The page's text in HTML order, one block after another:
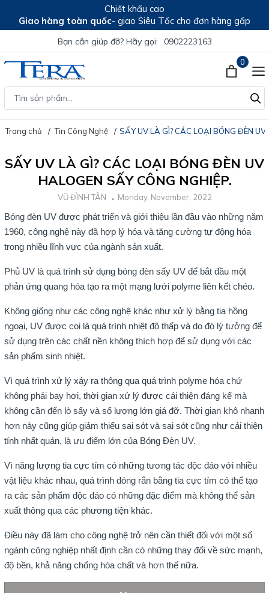
Chiết khấu cao
Giao hàng toàn quốc- giao Siêu Tốc cho đơn hàng gấp
Bạn cần giúp đỡ? Hãy gọi: 0902223163
0
Trang chủ Tin Công Nghệ SẤY UV LÀ GÌ? CÁC LOẠI BÓNG ĐÈN
SẤY UV LÀ GÌ? CÁC LOẠI BÓNG ĐÈN UV
HALOGEN SẤY CÔNG NGHIỆP.
VŨ ĐÌNH TÂN Monday, November, 2022
Bóng đèn UV được phát triển và giới thiệu lần đầu vào những năm
1960, công nghệ này đã hợp lý hóa và tăng cường tự động hóa
trong nhiều lĩnh vực của ngành sản xuất.
Phủ UV là quá trình sử dụng bóng đèn sấy UV để bắt đầu một
phản ứng quang hóa tạo ra một mạng lưới polyme liên kết chéo.
Không giống như các công nghệ khác như xử lý bằng tia hồng
ngoại, UV được coi là quá trình nhiệt độ thấp và do đó lý tưởng để
sử dụng trên các chất nền không thích hợp để sử dụng với các
sản phẩm sinh nhiệt.
Vì quá trình xử lý xảy ra thông qua quá trình polyme hóa chứ
không phải bay hơi, thời gian xử lý được cải thiện đáng kể mà
không cần đến lò sấy và số lượng lớn giá đỡ. Thời gian khô nhanh
hơn này cũng giúp giảm thiểu sai sót và sai sót cũng như cải thiện
tính nhất quán, là ưu điểm lớn của Bóng Đèn UV.
Vì năng lượng tia cực tím có những tương tác độc đáo với nhiều
vật liệu khác nhau, quá trình đóng rắn bằng tia cực tím có thể tạo
ra các sản phẩm độc đáo có những đặc điểm mà không thể sản
xuất thông qua các phương tiện khác.
Điều này đã làm cho công nghệ trở nên cần thiết đối với một số
ngành công nghiệp nhất định cần có những thay đổi về sức mạnh,
độ bền, khả năng chống hóa chất và hơn thế nữa.